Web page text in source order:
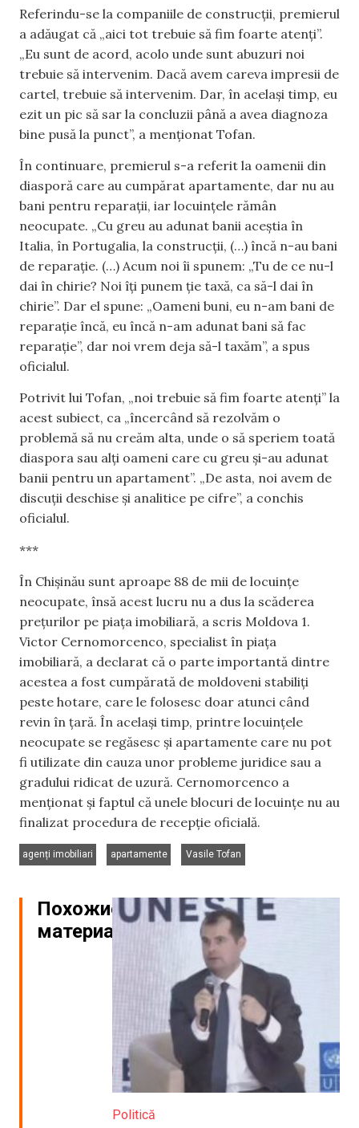
Referindu-se la companiile de construcții, premierul
a adăugat că „aici tot trebuie să fim foarte atenți”.
„Eu sunt de acord, acolo unde sunt abuzuri noi
trebuie să intervenim. Dacă avem careva impresii de
cartel, trebuie să intervenim. Dar, în același timp, eu
ezit un pic să sar la concluzii până a avea diagnoza
bine pusă la punct”, a menționat Tofan.
În continuare, premierul s-a referit la oamenii din
diasporă care au cumpărat apartamente, dar nu au
bani pentru reparații, iar locuințele rămân
neocupate. „Cu greu au adunat banii aceștia în
Italia, în Portugalia, la construcții, (…) încă n-au bani
de reparație. (…) Acum noi îi spunem: „Tu de ce nu-l
dai în chirie? Noi îți punem ție taxă, ca să-l dai în
chirie”. Dar el spune: „Oameni buni, eu n-am bani de
reparație încă, eu încă n-am adunat bani să fac
reparație”, dar noi vrem deja să-l taxăm”, a spus
oficialul.
Potrivit lui Tofan, „noi trebuie să fim foarte atenți” la
acest subiect, ca „încercând să rezolvăm o
problemă să nu creăm alta, unde o să speriem toată
diaspora sau alți oameni care cu greu și-au adunat
banii pentru un apartament”. „De asta, noi avem de
discuții deschise și analitice pe cifre”, a conchis
oficialul.
***
În Chișinău sunt aproape 88 de mii de locuințe
neocupate, însă acest lucru nu a dus la scăderea
prețurilor pe piața imobiliară, a scris Moldova 1.
Victor Cernomorcenco, specialist în piața
imobiliară, a declarat că o parte importantă dintre
acestea a fost cumpărată de moldoveni stabiliți
peste hotare, care le folosesc doar atunci când
revin în țară. În același timp, printre locuințele
neocupate se regăsesc și apartamente care nu pot
fi utilizate din cauza unor probleme juridice sau a
gradului ridicat de uzură. Cernomorcenco a
menționat și faptul că unele blocuri de locuințe nu au
finalizat procedura de recepție oficială.
agenți imobiliari
apartamente
Vasile Tofan
Похожие
материалы
Politică